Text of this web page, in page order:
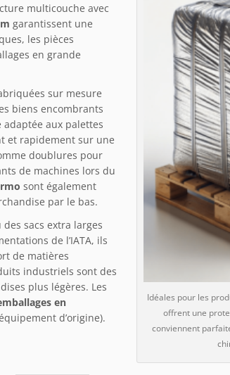
Idéales pour les
offrent une
conviennent
multicouche avec
garantissent une
les pièces
en grande
sur mesure
biens encombrants
aux palettes
et rapidement sur une
doublures pour
de machines lors du
sont également
par le bas.
des sacs extra larges
de l’IATA, ils
de matières
industriels sont des
plus légères. Les
en
d’origine).